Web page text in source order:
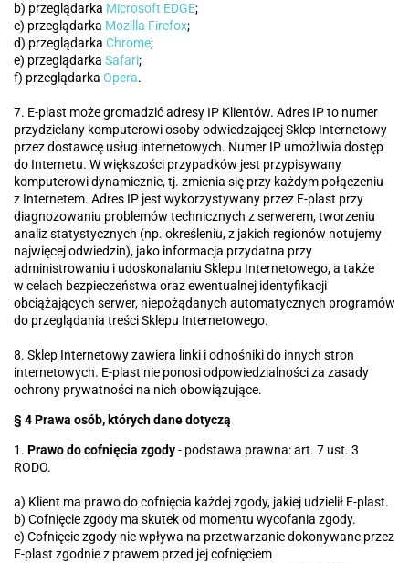
b) przeglądarka Microsoft EDGE;
c) przeglądarka Mozilla Firefox;
d) przeglądarka Chrome;
e) przeglądarka Safari;
f) przeglądarka Opera.
7. E-plast może gromadzić adresy IP Klientów. Adres IP to numer
przydzielany komputerowi osoby odwiedzającej Sklep Internetowy
przez dostawcę usług internetowych. Numer IP umożliwia dostęp
do Internetu. W większości przypadków jest przypisywany
komputerowi dynamicznie, tj. zmienia się przy każdym połączeniu
z Internetem. Adres IP jest wykorzystywany przez E-plast przy
diagnozowaniu problemów technicznych z serwerem, tworzeniu
analiz statystycznych (np. określeniu, z jakich regionów notujemy
najwięcej odwiedzin), jako informacja przydatna przy
administrowaniu i udoskonalaniu Sklepu Internetowego, a także
w celach bezpieczeństwa oraz ewentualnej identyfikacji
obciążających serwer, niepożądanych automatycznych programów
do przeglądania treści Sklepu Internetowego.
8. Sklep Internetowy zawiera linki i odnośniki do innych stron
internetowych. E-plast nie ponosi odpowiedzialności za zasady
ochrony prywatności na nich obowiązujące.
§ 4 Prawa osób, których dane dotyczą
1. Prawo do cofnięcia zgody- podstawa prawna: art. 7 ust. 3
RODO.
a) Klient ma prawo do cofnięcia każdej zgody, jakiej udzielił E-plast.
b) Cofnięcie zgody ma skutek od momentu wycofania zgody.
c) Cofnięcie zgody nie wpływa na przetwarzanie dokonywane przez
E-plast zgodnie z prawem przed jej cofnięciem